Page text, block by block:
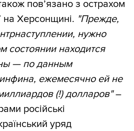
пов’язано з острахом
на Херсонщині. "Прежде,
нужно
состоянии находится
— по данным
ежемесячно ей не
(!) долларов"–
російські
уряд